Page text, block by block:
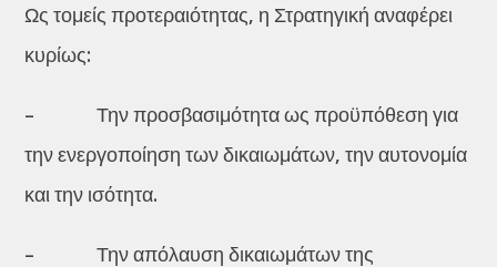
Ως τομείς προτεραιότητας, η Στρατηγική αναφέρει
κυρίως:
– Την προσβασιμότητα ως προϋπόθεση για
την ενεργοποίηση των δικαιωμάτων, την αυτονομία
και την ισότητα.
– Την απόλαυση δικαιωμάτων της